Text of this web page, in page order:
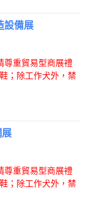
設備展
尊重貿易型商展禮
；除工作犬外，禁
尊重貿易型商展禮
；除工作犬外，禁